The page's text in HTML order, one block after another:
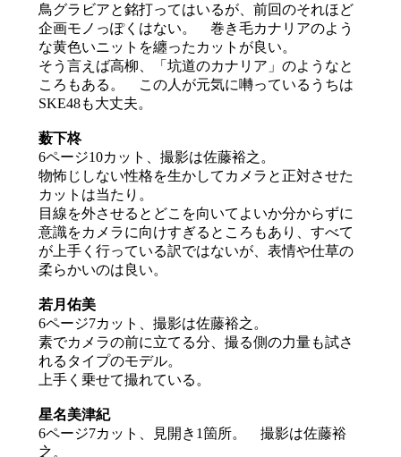
鳥グラビアと銘打ってはいるが、前回のそれほど
企画モノっぽくはない。 巻き毛カナリアのよう
な黄色いニットを纏ったカットが良い。
そう言えば高柳、「坑道のカナリア」のようなと
ころもある。 この人が元気に囀っているうちは
SKE48も大丈夫。
薮下柊
6ページ10カット、撮影は佐藤裕之。
物怖じしない性格を生かしてカメラと正対させた
カットは当たり。
目線を外させるとどこを向いてよいか分からずに
意識をカメラに向けすぎるところもあり、すべて
が上手く行っている訳ではないが、表情や仕草の
柔らかいのは良い。
若月佑美
6ページ7カット、撮影は佐藤裕之。
素でカメラの前に立てる分、撮る側の力量も試さ
れるタイプのモデル。
上手く乗せて撮れている。
星名美津紀
6ページ7カット、見開き1箇所。 撮影は佐藤裕
之。